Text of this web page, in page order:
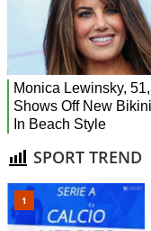
SPORT TREND